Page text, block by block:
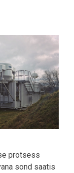
protsess
sond saatis